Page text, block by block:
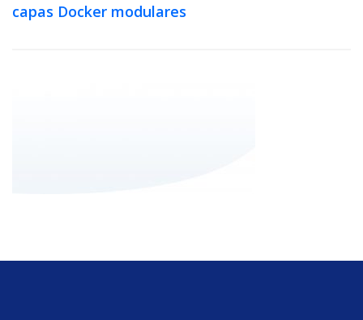
capas Docker modulares